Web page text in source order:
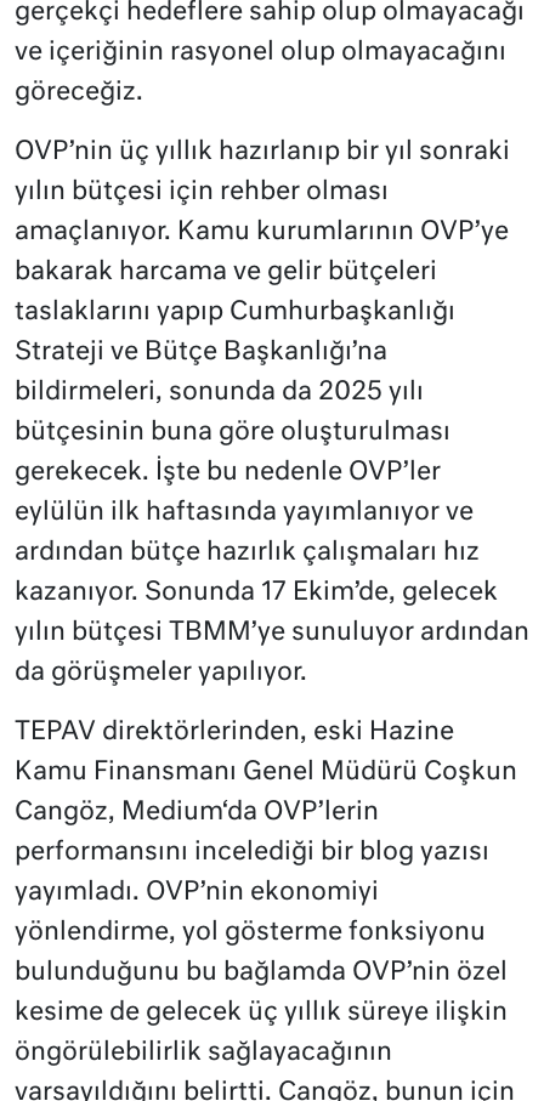
gerçekçi hedeflere sahip olup olmayacağı
ve içeriğinin rasyonel olup olmayacağını
göreceğiz.
OVP’nin üç yıllık hazırlanıp bir yıl sonraki
yılın bütçesi için rehber olması
amaçlanıyor. Kamu kurumlarının OVP’ye
bakarak harcama ve gelir bütçeleri
taslaklarını yapıp Cumhurbaşkanlığı
Strateji ve Bütçe Başkanlığı’na
bildirmeleri, sonunda da 2025 yılı
bütçesinin buna göre oluşturulması
gerekecek. İşte bu nedenle OVP’ler
eylülün ilk haftasında yayımlanıyor ve
ardından bütçe hazırlık çalışmaları hız
kazanıyor. Sonunda 17 Ekim’de, gelecek
yılın bütçesi TBMM’ye sunuluyor ardından
da görüşmeler yapılıyor.
TEPAV direktörlerinden, eski Hazine
Kamu Finansmanı Genel Müdürü Coşkun
Cangöz, Medium‘da OVP’lerin
performansını incelediği bir blog yazısı
yayımladı. OVP’nin ekonomiyi
yönlendirme, yol gösterme fonksiyonu
bulunduğunu bu bağlamda OVP’nin özel
kesime de gelecek üç yıllık süreye ilişkin
öngörülebilirlik sağlayacağının
varsayıldığını belirtti. Cangöz, bunun için